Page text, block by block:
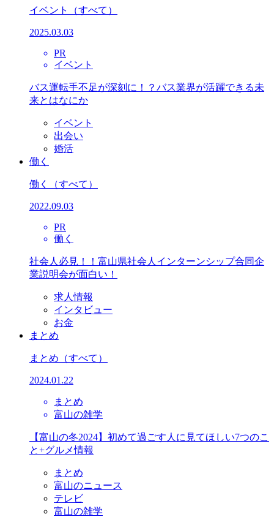
イベント （すべて）
2025.03.03
PR
イベント
バス運転手不足が深刻に！？バス業界が活躍できる未
来とはなにか
イベント
出会い
婚活
働く
働く （すべて）
2022.09.03
PR
働く
社会人必見！！富山県社会人インターンシップ合同企
業説明会が面白い！
求人情報
インタビュー
お金
まとめ
まとめ （すべて）
2024.01.22
まとめ
富山の雑学
【富山の冬2024】初めて過ごす人に見てほしい7つのこ
と+グルメ情報
まとめ
富山のニュース
テレビ
富山の雑学